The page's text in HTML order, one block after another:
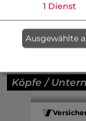
entstehen
wirklich
Köpfe /
1 Dienst
Ausgewählte